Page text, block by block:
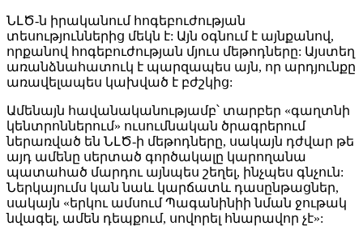
ՆԼԾ-ն իրականում հոգեբուժության
տեսություններից մեկն է: Այն օգնում է այնքանով,
որքանով հոգեբուժության մյուս մեթոդները: Այստեղ
առանձնահատուկ է պարզապես այն, որ արդյունքը
առավելապես կախված է բժշկից:
Ամենայն հավանականությամբ՝ տարբեր «գաղտնի
կենտրոններում» ուսումնական ծրագրերում
ներառված են ՆԼԾ-ի մեթոդները, սակայն դժվար թե
այդ ամենը սերտած գործակալը կարողանա
պատահած մարդու այնպես շեղել, ինչպես գնչուն:
Ներկայումս կան նաև կարճատև դասընթացներ,
սակայն «երկու ամսում Պագանինիի նման ջութակ
նվագել, ամեն դեպքում, սովորել հնարավոր չէ»: